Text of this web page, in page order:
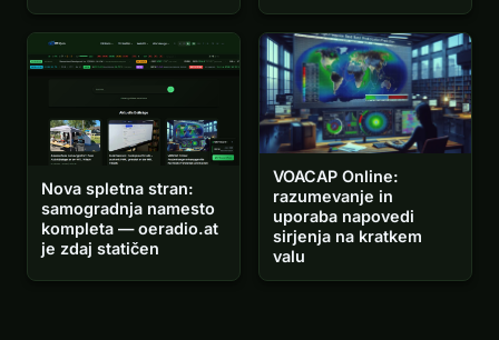
Nova spletna stran:
samogradnja namesto
kompleta — oeradio.at
je zdaj statičen
VOACAP Online:
razumevanje in
uporaba napovedi
sirjenja na kratkem
valu